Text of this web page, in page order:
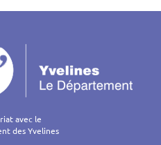
avec le
des Yvelines